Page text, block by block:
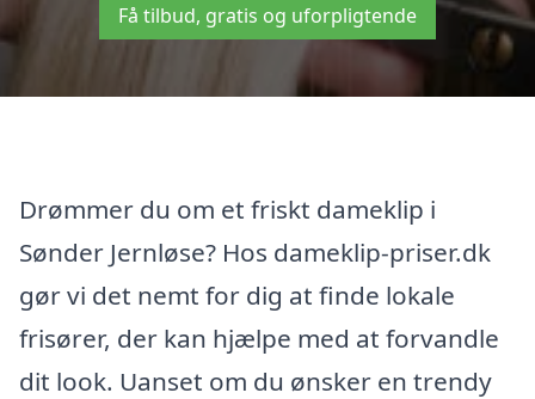
Få tilbud, gratis og uforpligtende
Drømmer du om et friskt dameklip i
Sønder Jernløse? Hos dameklip-priser.dk
gør vi det nemt for dig at finde lokale
frisører, der kan hjælpe med at forvandle
dit look. Uanset om du ønsker en trendy